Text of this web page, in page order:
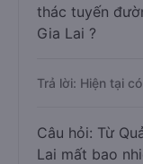
thác tuyến
Gia Lai ?
Trả lời: Hiện tại
Câu hỏi: Từ
Lai mất bao